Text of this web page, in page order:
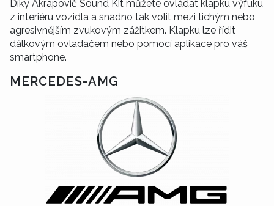
Díky Akrapovič Sound Kit můžete ovládat klapku výfuku
z interiéru vozidla a snadno tak volit mezi tichým nebo
agresivnějším zvukovým zážitkem. Klapku lze řídit
dálkovým ovladačem nebo pomocí aplikace pro váš
smartphone.
MERCEDES-AMG